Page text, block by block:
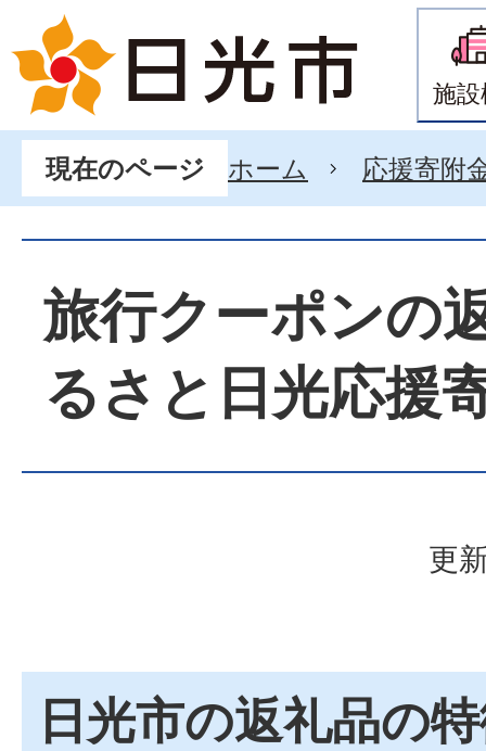
施
現在のページ ホーム 応援寄附
旅行クーポンの
るさと日光応援
更
日光市の返礼品の